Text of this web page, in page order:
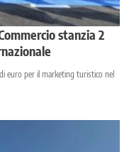
stanzia 2
euro per il marketing turistico nel